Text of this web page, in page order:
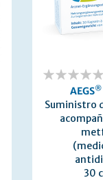
AEGS®
Suministro
30